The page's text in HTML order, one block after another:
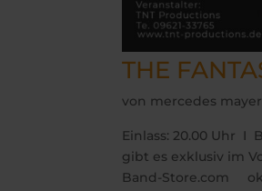
THE
von mercedes
Einlass: 20.00 Uhr I
gibt es exklusiv im
Band-Store.com